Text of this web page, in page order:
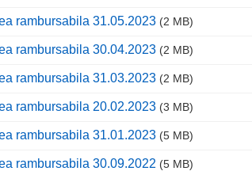
rambursabila 31.05.2023 (2 MB)
rambursabila 30.04.2023 (2 MB)
rambursabila 31.03.2023 (2 MB)
rambursabila 20.02.2023 (3 MB)
rambursabila 31.01.2023 (5 MB)
rambursabila 30.09.2022 (5 MB)